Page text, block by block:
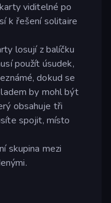
viditelné po
k řešení solitaire
losují z balíčku
použít úsudek,
dokud se
by mohl být
obsahuje tři
spojit, místo
skupina mezi